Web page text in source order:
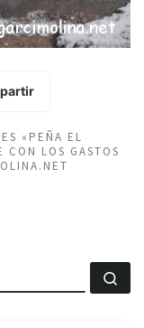
«PEÑA EL
CON LOS GASTOS